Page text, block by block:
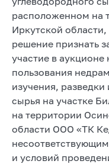
расположенном на
Иркутской
решение признать
участие в аукционе
пользования
изучения,
сырья на участке
на территории
области ООО «ТК
и условий